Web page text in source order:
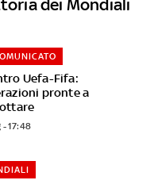
dei Mondiali
Uefa-Fifa:
pronte a
- 17:48